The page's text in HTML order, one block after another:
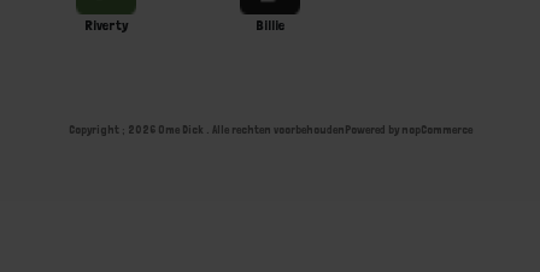
Riverty Billie
Copyright ; 2026 Ome Dick . Alle rechten voorbehoudenPowered by nopCommerce